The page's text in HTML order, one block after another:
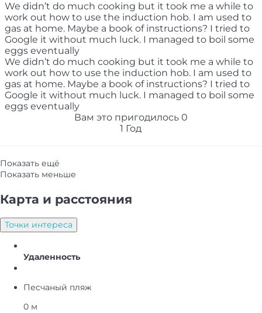
We didn’t do much cooking but it took me a while to
work out how to use the induction hob. I am used to
gas at home. Maybe a book of instructions? I tried to
Google it without much luck. I managed to boil some
eggs eventually
We didn’t do much cooking but it took me a while to
work out how to use the induction hob. I am used to
gas at home. Maybe a book of instructions? I tried to
Google it without much luck. I managed to boil some
eggs eventually
Вам это пригодилось 0
1 Год
Показать ещё
Показать меньше
Карта и pасстояния
Точки интереса
Удаленность
Песчаный пляж
0 м